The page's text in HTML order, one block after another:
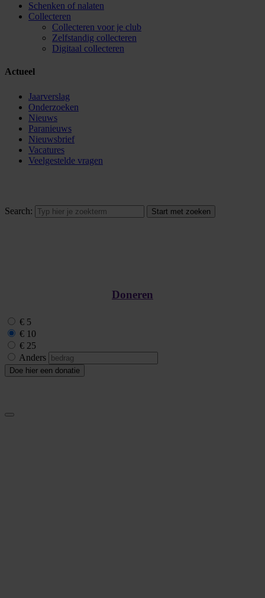
Schenken of nalaten
Collecteren
Collecteren voor je club
Zelfstandig collecteren
Digitaal collecteren
Actueel
Jaarverslag
Onderzoeken
Nieuws
Paranieuws
Nieuwsbrief
Vacatures
Veelgestelde vragen
Search:
Doneren
€ 5
€ 10
€ 25
Anders
Doe hier een donatie